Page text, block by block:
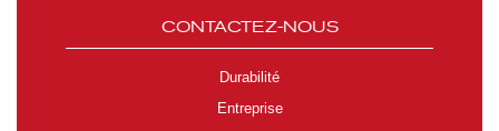
CONTACTEZ-NOUS
Durabilité
Entreprise